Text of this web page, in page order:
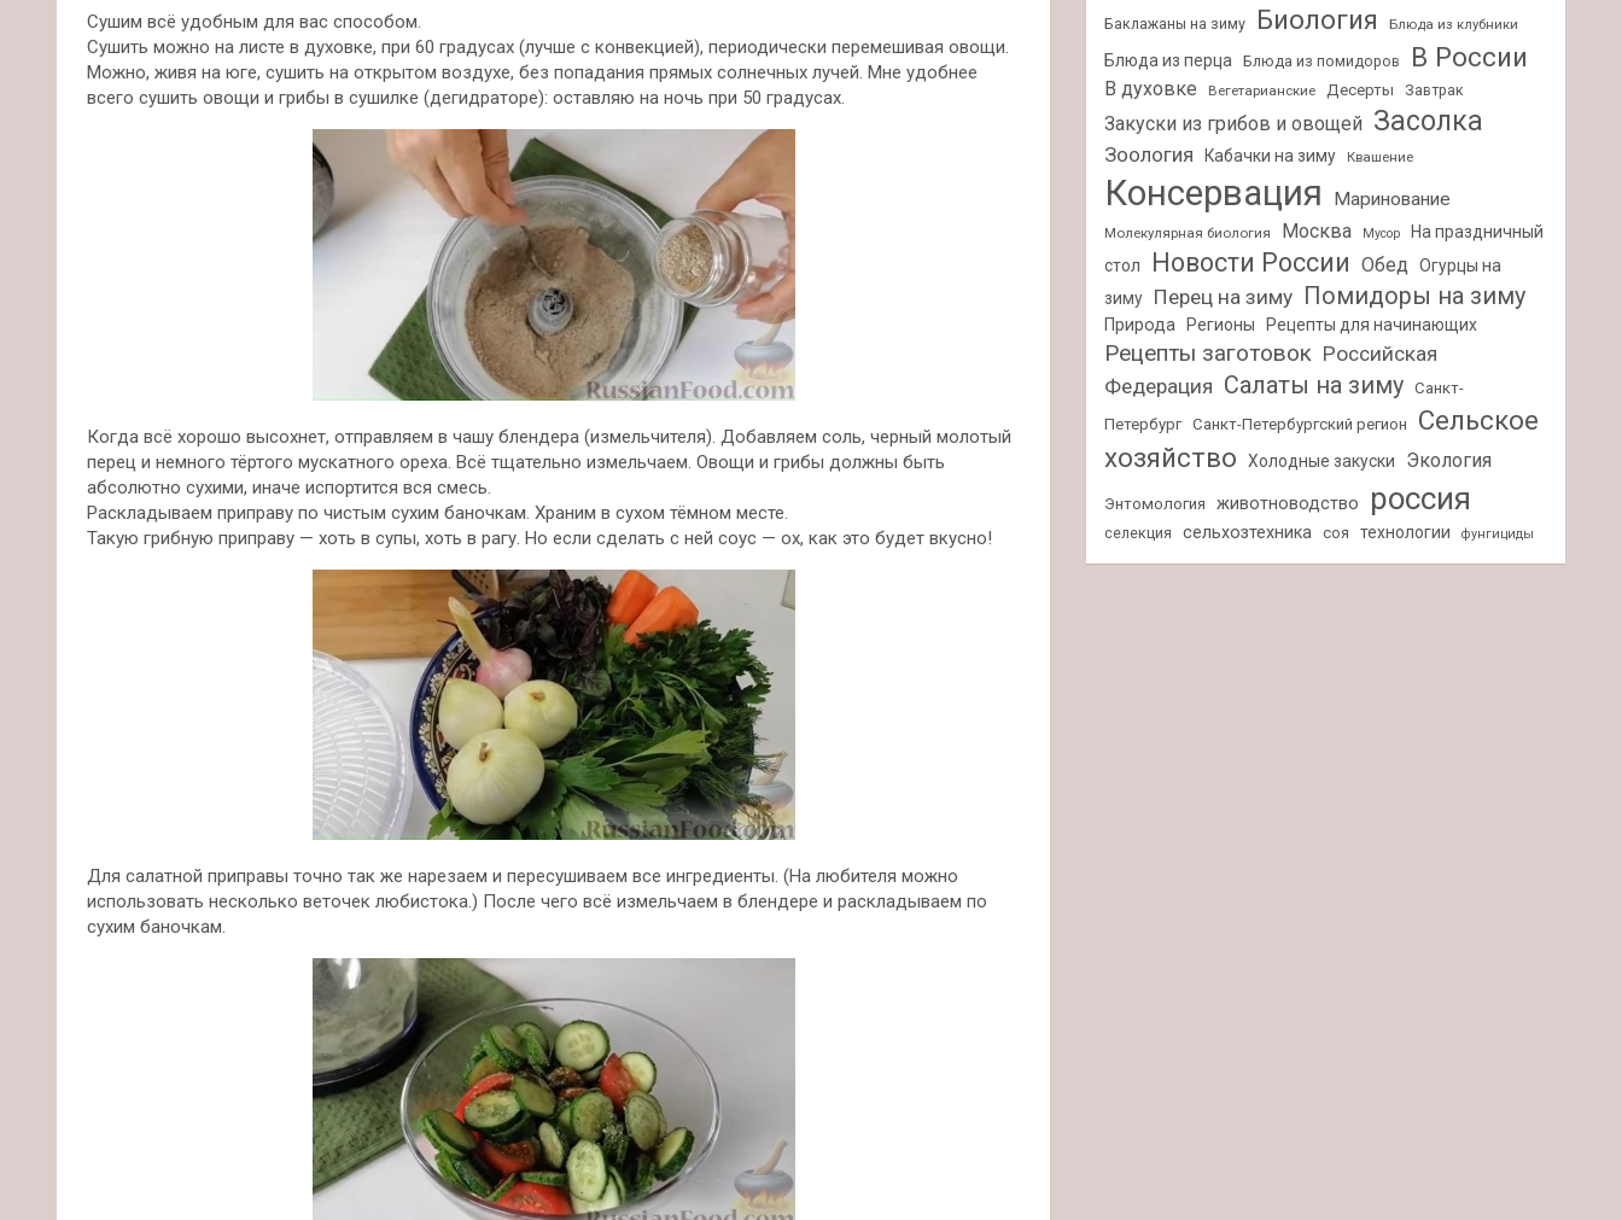
Сушим всё удобным для вас способом.
Сушить можно на листе в духовке, при 60 градусах (лучше с конвекцией), периодически перемешивая овощи.
Можно, живя на юге, сушить на открытом воздухе, без попадания прямых солнечных лучей. Мне удобнее
всего сушить овощи и грибы в сушилке (дегидраторе): оставляю на ночь при 50 градусах.
Когда всё хорошо высохнет, отправляем в чашу блендера (измельчителя). Добавляем соль, черный молотый
перец и немного тёртого мускатного ореха. Всё тщательно измельчаем. Овощи и грибы должны быть
абсолютно сухими, иначе испортится вся смесь.
Раскладываем приправу по чистым сухим баночкам. Храним в сухом тёмном месте.
Такую грибную приправу — хоть в супы, хоть в рагу. Но если сделать с ней соус — ох, как это будет вкусно!
Для салатной приправы точно так же нарезаем и пересушиваем все ингредиенты. (На любителя можно
использовать несколько веточек любистока.) После чего всё измельчаем в блендере и раскладываем по
сухим баночкам.
Баклажаны на зиму Биология Блюда из клубники
Блюда из перца Блюда из помидоров В России
В духовке Вегетарианские Десерты Завтрак
Закуски из грибов и овощей Засолка
Зоология Кабачки на зиму Квашение
Консервация Маринование
Молекулярная биология Москва Мусор
На праздничный
стол
Новости России Обед
Огурцы на
зиму
Перец на зиму Помидоры на зиму
Природа Регионы Рецепты для начинающих
Рецепты заготовок Российская
Федерация Салаты на зиму
Санкт-
Петербург Санкт-Петербургский регион
Сельское
хозяйство
Холодные закуски Экология
Энтомология животноводство россия
селекция сельхозтехника соя технологии фунгициды